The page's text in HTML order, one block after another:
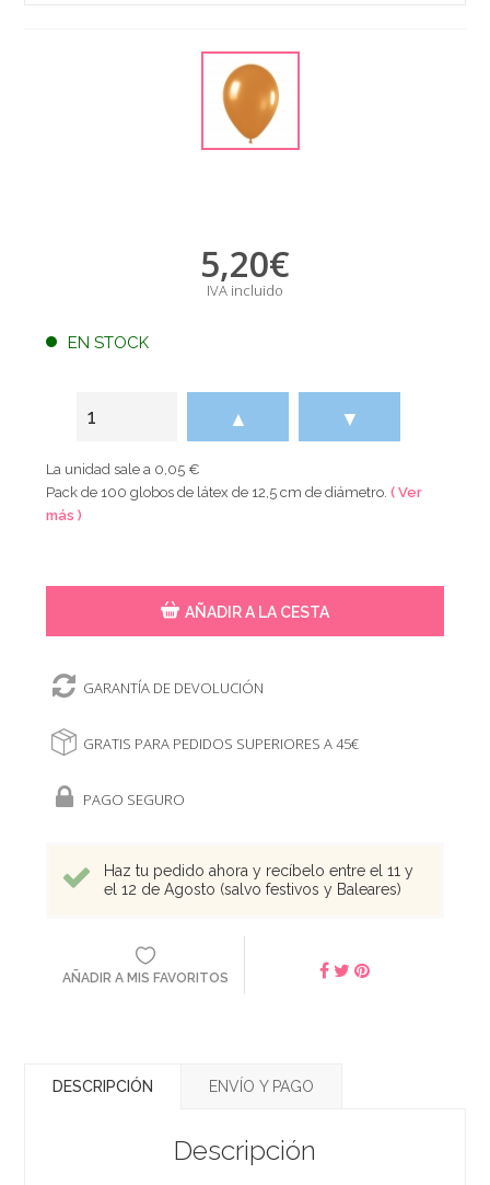
5,20€
IVA incluido
EN STOCK
▲ ▼
La unidad sale a 0,05 €
Pack de 100 globos de látex de 12,5 cm de diámetro.( Ver
más )
AÑADIR A LA CESTA
GARANTÍA DE DEVOLUCIÓN
GRATIS PARA PEDIDOS SUPERIORES A 45€
PAGO SEGURO
Haz tu pedido ahora y recíbelo entre el 11 y
el 12 de Agosto (salvo festivos y Baleares)
AÑADIR A MIS FAVORITOS
DESCRIPCIÓN ENVÍO Y PAGO
Descripción